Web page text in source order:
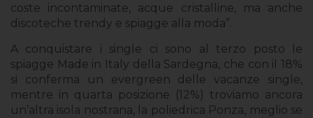
coste incontaminate, acque cristalline, ma anche
discoteche trendy e spiagge alla moda”.
A conquistare i single ci sono al terzo posto le
spiagge Made in Italy della Sardegna, che con il 18%
si conferma un evergreen delle vacanze single,
mentre in quarta posizione (12%) troviamo ancora
un’altra isola nostrana, la poliedrica Ponza, meglio se